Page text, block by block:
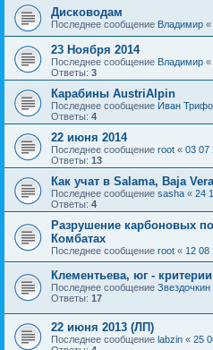
Дисководам
Последнее сообщение Владимир «
23 Ноября 2014
Последнее сообщение Владимир «
Ответы: 3
Карабины AustriAlpin
Последнее сообщение Иван
Ответы: 4
22 июня 2014
Последнее сообщение root « 03 07
Ответы: 13
Как учат в Salama, Baja
Последнее сообщение sasha « 24
Ответы: 4
Разрушение карбоновых
Комбатах
Последнее сообщение root « 12 08
Клементьева, юг - критерии
Последнее сообщение Звездочкин
Ответы: 17
22 июня 2013 (ЛП)
Последнее сообщение labzin « 25